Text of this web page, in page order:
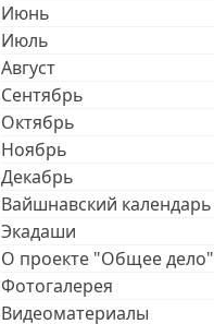
Июнь
Июль
Август
Сентябрь
Октябрь
Ноябрь
Декабрь
Вайшнавский календарь
Экадаши
О проекте "Общее дело"
Фотогалерея
Видеоматериалы